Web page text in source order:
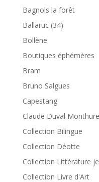
Bagnols la forêt
Ballaruc (34)
Bollène
Boutiques éphémères
Bram
Bruno Salgues
Capestang
Claude Duval
Collection Bilingue
Collection Déotte
Collection Littérature
Collection Livre d'Art